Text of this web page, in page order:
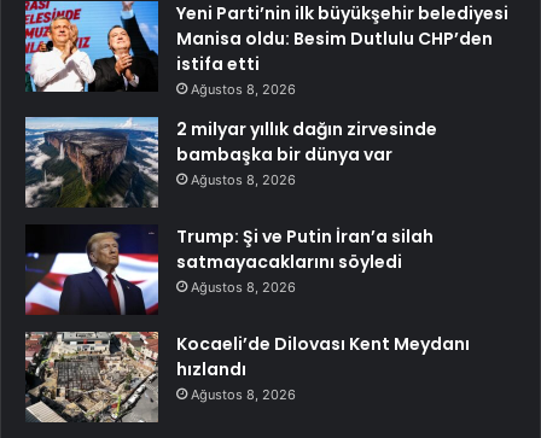
Yeni Parti’nin ilk büyükşehir belediyesi
Manisa oldu: Besim Dutlulu CHP’den
istifa etti
Ağustos 8, 2026
2 milyar yıllık dağın zirvesinde
bambaşka bir dünya var
Ağustos 8, 2026
Trump: Şi ve Putin İran’a silah
satmayacaklarını söyledi
Ağustos 8, 2026
Kocaeli’de Dilovası Kent Meydanı
hızlandı
Ağustos 8, 2026